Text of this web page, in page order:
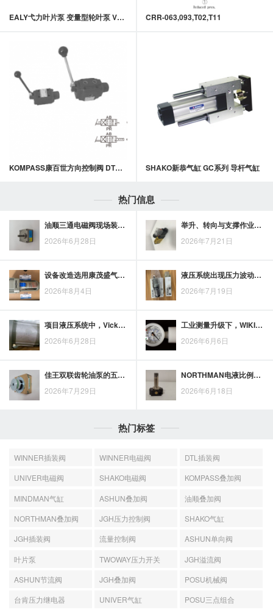
EALY弋力叶片泵 变量型轮叶泵 VPE系列低压变量叶片泵 CRR-063,093,T02,T11
KOMPASS康百世方向控制阀 DTM/DMG系列手动阀 SHAKO新恭气缸 GC系列 导杆气缸
热门信息
油顺三通电磁阀现场装调应核对方向、接线、密封与管路清洁
2026年6月28日
举升、转向与支撑作业中，ASHUN工程液压缸的工况匹配要点
2026年7月21日
设备改造选用康茂盛气缸品牌：安装尺寸、行程与气口位置的核对要点
2026年8月4日
液压系统出现压力波动、泄漏或动作异常时，VICKERS插装溢流阀维护如何排查
2026年7月19日
项目液压系统中，Vickers叶片泵适用范围与场景匹配要点
2026年6月28日
工业测量升级下，WIKI隔膜压力表的技术趋势与应用机会
2026年6月6日
佳王双联齿轮油泵的五项核心优势：为工业设备配套提供参考
2026年7月29日
NORTHMAN电液比例阀控制思路：面向液压系统的精准调节应用
2026年6月18日
热门标签
WINNER插装阀 WINNER电磁阀
DTL插装阀
UNIVER电磁阀
SHAKO电磁阀
KOMPASS叠加阀
MINDMAN气缸
ASHUN叠加阀
油顺叠加阀
NORTHMAN叠加阀
JGH压力控制阀
SHAKO气缸
JGH插装阀
流量控制阀
ASHUN单向阀
叶片泵
TWOWAY压力开关
JGH溢流阀
ASHUN节流阀
JGH叠加阀
POSU机械阀
台肯压力继电器
UNIVER气缸 POSU三点组合